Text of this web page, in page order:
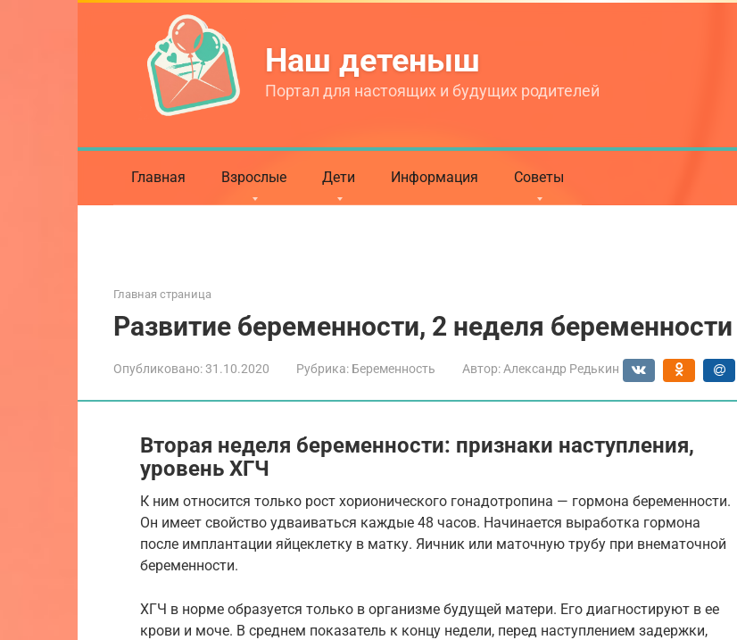
Наш детеныш
Портал для настоящих и будущих родителей
Главная Взрослые Дети Информация Советы
Главная страница
Развитие беременности, 2 неделя беременности
Опубликовано:31.10.2020 Рубрика: Беременность Автор: Александр Редькин
Вторая неделя беременности: признаки наступления,
уровень ХГЧ
К ним относится только рост хорионического гонадотропина — гормона беременности.
Он имеет свойство удваиваться каждые 48 часов. Начинается выработка гормона
после имплантации яйцеклетку в матку. Яичник или маточную трубу при внематочной
беременности.
ХГЧ в норме образуется только в организме будущей матери. Его диагностируют в ее
крови и моче. В среднем показатель к концу недели, перед наступлением задержки,